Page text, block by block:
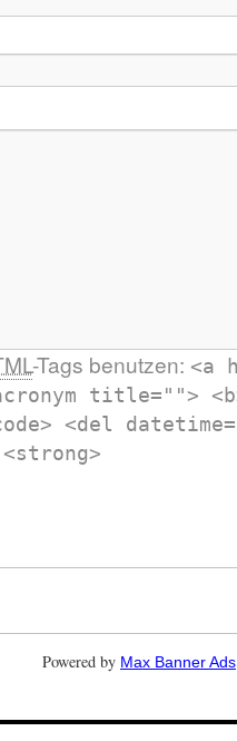
-Tags benutzen: <a
title="">
<del
Powered by Max Banner Ads